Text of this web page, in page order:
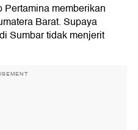
Pertamina memberikan
Barat. Supaya
Sumbar tidak menjerit